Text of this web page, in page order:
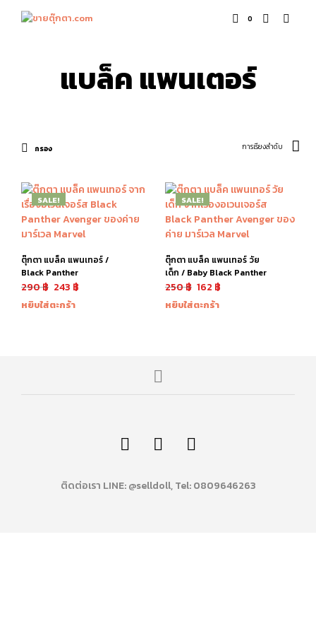
0
แบล็ค แพนเตอร์
กรอง
SALE!
ตุ๊กตา แบล็ค แพนเทอร์ /
Black Panther
290฿ 243 ฿
หยิบใส่ตะกร้า
SALE!
ตุ๊กตา แบล็ค แพนเทอร์ วัย
เด็ก / Baby Black Panther
250฿ 162 ฿
หยิบใส่ตะกร้า
ติดต่อเรา LINE: @selldoll, Tel: 0809646263